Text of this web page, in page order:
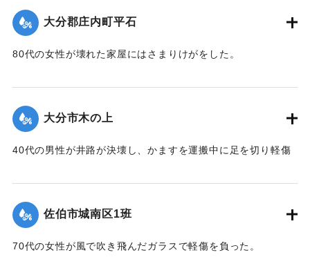
死者四人 山香町大字南畑 〇〇〇〇他 家族三人
家屋の流失 埋没 浸水 三四七戸
河川の決壊 一四九ヶ所
農林道の決壊 七九九ヶ所
野菜飼料作物その他 四一〇ヘクタール
被害総額二六億円（当時玄米一俵六〇キログラム一六,五
昭五一．九．一〇．一六時
災害対策本部設置 大分県対策本部設置
非常事態発生のサイレン吹鳴 全消防団員 全消防署員
大分郡庄内町平石
80代の女性が壊れた家屋にはさまりけがをした。
｜固有コード:00857037
大分市木の上
40代の男性が井路が決壊し、かますを運搬中に足を切り軽傷
佐伯市城南区1班
70代の女性が風で吹き飛んだガラスで軽傷を負った。